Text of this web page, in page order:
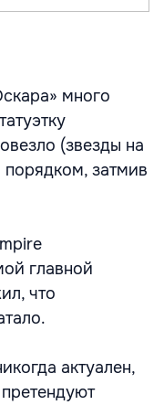
много
(звезды на
затмив
главной
что
актуален,